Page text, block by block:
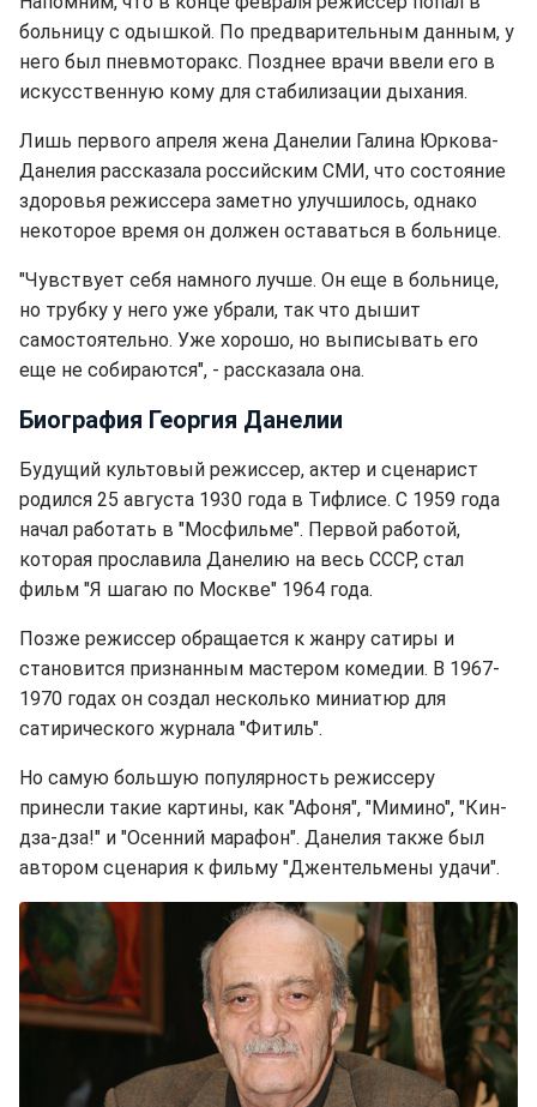
больницу с одышкой. По предварительным данным, у
него был пневмоторакс. Позднее врачи ввели его в
искусственную кому для стабилизации дыхания.
Лишь первого апреля жена Данелии Галина Юркова-
Данелия рассказала российским СМИ, что состояние
здоровья режиссера заметно улучшилось, однако
некоторое время он должен оставаться в больнице.
"Чувствует себя намного лучше. Он еще в больнице,
но трубку у него уже убрали, так что дышит
самостоятельно. Уже хорошо, но выписывать его
еще не собираются", - рассказала она.
Биография Георгия Данелии
Будущий культовый режиссер, актер и сценарист
родился 25 августа 1930 года в Тифлисе. С 1959 года
начал работать в "Мосфильме". Первой работой,
которая прославила Данелию на весь СССР, стал
фильм "Я шагаю по Москве" 1964 года.
Позже режиссер обращается к жанру сатиры и
становится признанным мастером комедии. В 1967-
1970 годах он создал несколько миниатюр для
сатирического журнала "Фитиль".
Но самую большую популярность режиссеру
принесли такие картины, как "Афоня", "Мимино", "Кин-
дза-дза!" и "Осенний марафон". Данелия также был
автором сценария к фильму "Джентельмены удачи".